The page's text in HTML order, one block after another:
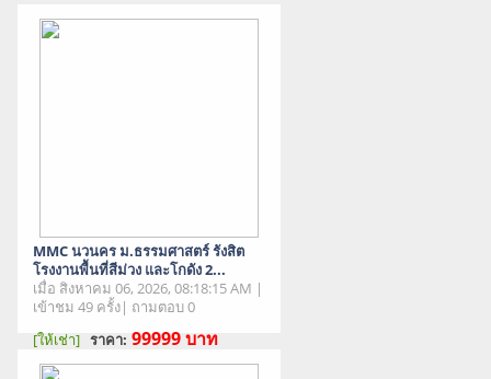
MMC นวนคร ม.ธรรมศาสตร์ รังสิต
โรงงานพื้นที่สีม่วง และโกดัง 2...
เมื่อ สิงหาคม 06, 2026, 08:18:15 AM |
เข้าชม 49 ครั้ง| ถามตอบ 0
[ให้เช่า] ราคา: 99999บาท